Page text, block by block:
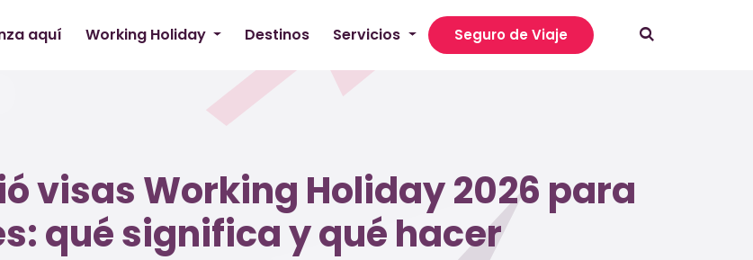
aquí Working Holiday Destinos Servicios Seguro de Viaje
visas Working Holiday 2026 para
qué significa y qué hacer